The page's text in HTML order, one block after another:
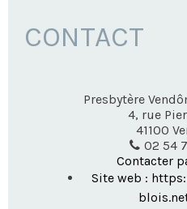
CONTACT
Presbytère
4, rue
41100
02 54
Contacter
Site web :